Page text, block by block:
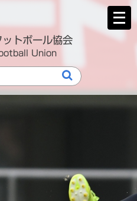
トボール協会
Union
メ
ニ
ュ
く